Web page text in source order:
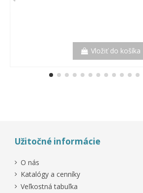
Vložiť do košíka
Užitočné informácie
O nás
Katalógy a cenníky
Veľkostná tabuľka